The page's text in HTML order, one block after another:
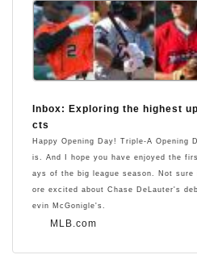
MLB.com
Inbox: Exploring the highest
cts
Happy Opening Day! Triple-A Opening
is. And I hope you have enjoyed the
ays of the big league season. Not sure
ore excited about Chase DeLauter's
evin McGonigle's.